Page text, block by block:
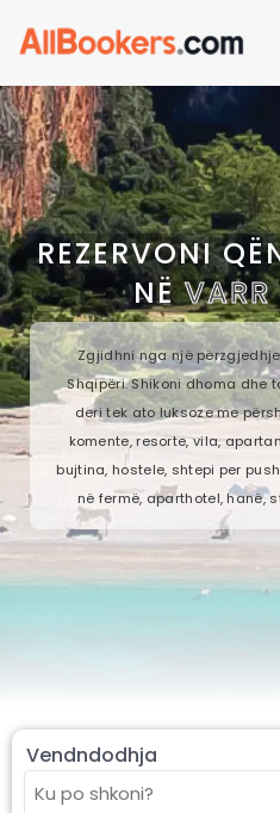
REZERVONI
NËVARR
Zgjidhni nga një
Shqipëri. Shikoni dhoma dhe
deri tek ato luksoze me
komente, resorte, vila,
bujtina, hostele, shtepi per
në fermë, aparthotel, hanë,
Vendndodhja